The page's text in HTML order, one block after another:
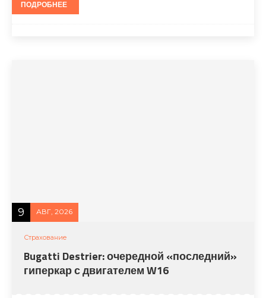
ПОДРОБНЕЕ
9 АВГ, 2026
Страхование
Bugatti Destrier: очередной «последний»
гиперкар с двигателем W16